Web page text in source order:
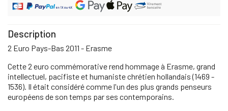
Description
2 Euro Pays-Bas 2011 - Erasme
Cette 2 euro commémorative rend hommage à Erasme, grand
intellectuel, pacifiste et humaniste chrétien hollandais (1469 -
1536). Il était considéré comme l'un des plus grands penseurs
européens de son temps par ses contemporains.